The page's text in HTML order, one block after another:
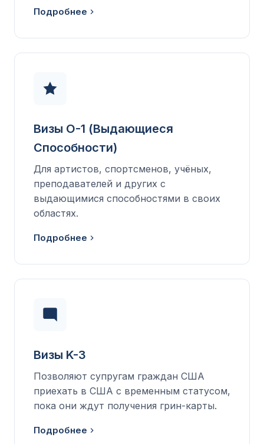
Подробнее
Визы O-1 (Выдающиеся
Способности)
Для артистов, спортсменов, учёных,
преподавателей и других с
выдающимися способностями в своих
областях.
Подробнее
Визы K-3
Позволяют супругам граждан США
приехать в США с временным статусом,
пока они ждут получения грин-карты.
Подробнее